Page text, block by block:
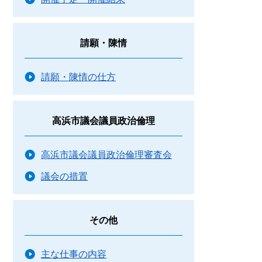
請願・陳情
請願・陳情の仕方
高浜市議会議員政治倫理
高浜市議会議員政治倫理審査会
議会の措置
その他
主な仕事の内容